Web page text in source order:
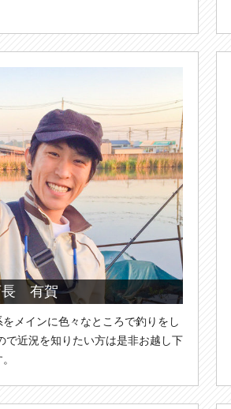
長 有賀
メインに色々なところで釣りをし
で近況を知りたい方は是非お越し下